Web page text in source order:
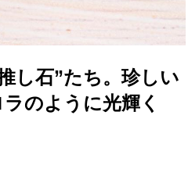
し石”たち。珍しい
のように光輝く